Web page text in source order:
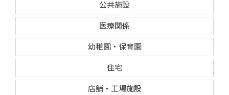
公共施設
医療関係
幼稚園・保育園
住宅
店舗・工場施設